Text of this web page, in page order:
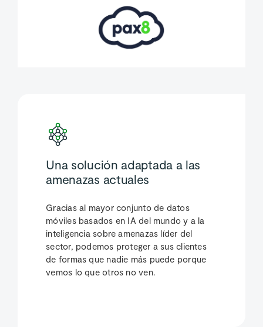
Una solución adaptada a las
amenazas actuales
Gracias al mayor conjunto de datos
móviles basados en IA del mundo y a la
inteligencia sobre amenazas líder del
sector, podemos proteger a sus clientes
de formas que nadie más puede porque
vemos lo que otros no ven.